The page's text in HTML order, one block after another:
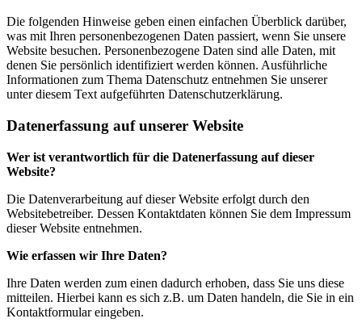
Die folgenden Hinweise geben einen einfachen Überblick darüber,
was mit Ihren personenbezogenen Daten passiert, wenn Sie unsere
Website besuchen. Personenbezogene Daten sind alle Daten, mit
denen Sie persönlich identifiziert werden können. Ausführliche
Informationen zum Thema Datenschutz entnehmen Sie unserer
unter diesem Text aufgeführten Datenschutzerklärung.
Datenerfassung auf unserer Website
Wer ist verantwortlich für die Datenerfassung auf dieser
Website?
Die Datenverarbeitung auf dieser Website erfolgt durch den
Websitebetreiber. Dessen Kontaktdaten können Sie dem Impressum
dieser Website entnehmen.
Wie erfassen wir Ihre Daten?
Ihre Daten werden zum einen dadurch erhoben, dass Sie uns diese
mitteilen. Hierbei kann es sich z.B. um Daten handeln, die Sie in ein
Kontaktformular eingeben.